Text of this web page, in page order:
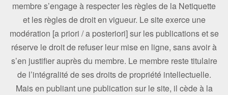
membre s’engage à respecter les règles de la Netiquette
et les règles de droit en vigueur. Le site exerce une
modération [a priori / a posteriori] sur les publications et se
réserve le droit de refuser leur mise en ligne, sans avoir à
s’en justifier auprès du membre. Le membre reste titulaire
de l’intégralité de ses droits de propriété intellectuelle.
Mais en publiant une publication sur le site, il cède à la